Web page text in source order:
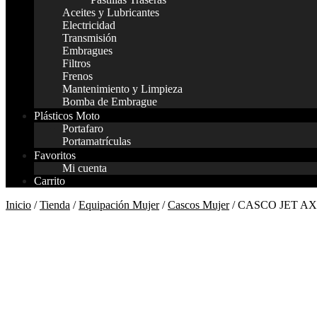
Aceites y Lubricantes
Electricidad
Transmisión
Embragues
Filtros
Frenos
Mantenimiento y Limpieza
Bomba de Embrague
Plásticos Moto
Portafaro
Portamatrículas
Favoritos
Mi cuenta
Carrito
Inicio /Tienda /Equipación Mujer/Cascos Mujer/ CASCO JET